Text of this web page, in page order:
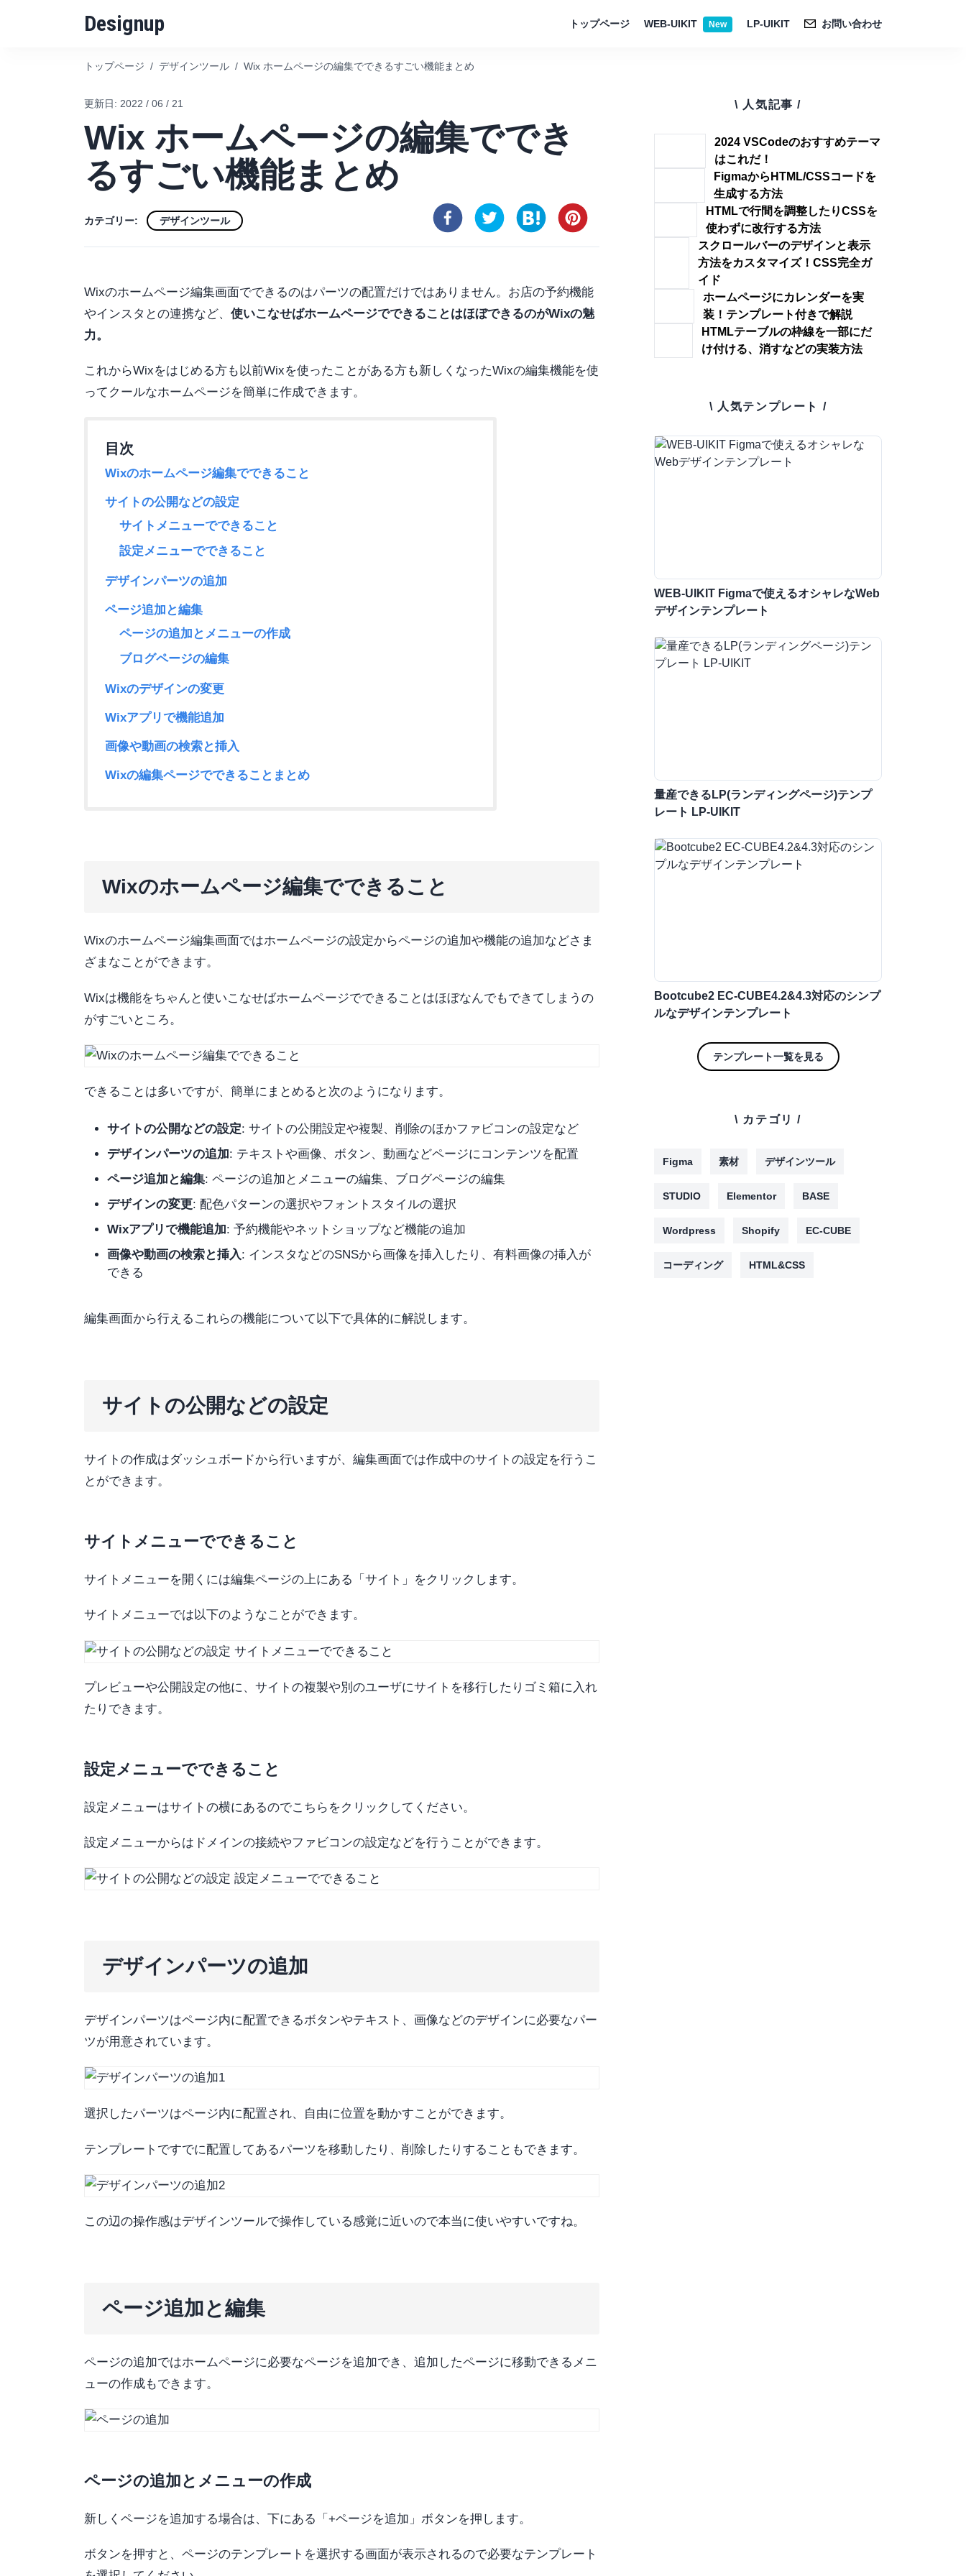
Designup トップページ WEB-UIKIT New LP-UIKIT お問い合わせ
トップページ / デザインツール / Wix ホームページの編集でできるすごい機能まとめ
更新日: 2022 / 06 / 21
Wix ホームページの編集ででき
るすごい機能まとめ
カテゴリー: デザインツール
Wixのホームページ編集画面でできるのはパーツの配置だけではありません。お店の予約機能
やインスタとの連携など、 使いこなせばホームページでできることはほぼできるのがWixの魅
力。
これからWixをはじめる方も以前Wixを使ったことがある方も新しくなったWixの編集機能を使
ってクールなホームページを簡単に作成できます。
Wixのホームページ編集でできること
サイトの公開などの設定
サイトメニューでできること
設定メニューでできること
デザインパーツの追加
ページ追加と編集
ページの追加とメニューの作成
ブログページの編集
Wixのデザインの変更
Wixアプリで機能追加
画像や動画の検索と挿入
Wixの編集ページでできることまとめ
Wixのホームページ編集でできること
Wixのホームページ編集画面ではホームページの設定からページの追加や機能の追加などさま
ざまなことができます。
Wixは機能をちゃんと使いこなせばホームページでできることはほぼなんでもできてしまうの
がすごいところ。
できることは多いですが、簡単にまとめると次のようになります。
サイトの公開などの設定: サイトの公開設定や複製、削除のほかファビコンの設定など
デザインパーツの追加: テキストや画像、ボタン、動画などページにコンテンツを配置
ページ追加と編集: ページの追加とメニューの編集、ブログページの編集
デザインの変更: 配色パターンの選択やフォントスタイルの選択
Wixアプリで機能追加: 予約機能やネットショップなど機能の追加
画像や動画の検索と挿入: インスタなどのSNSから画像を挿入したり、有料画像の挿入が
できる
編集画面から行えるこれらの機能について以下で具体的に解説します。
サイトの公開などの設定
サイトの作成はダッシュボードから行いますが、編集画面では作成中のサイトの設定を行うこ
とができます。
サイトメニューでできること
サイトメニューを開くには編集ページの上にある「サイト」をクリックします。
サイトメニューでは以下のようなことができます。
プレビューや公開設定の他に、サイトの複製や別のユーザにサイトを移行したりゴミ箱に入れ
たりできます。
設定メニューでできること
設定メニューはサイトの横にあるのでこちらをクリックしてください。
設定メニューからはドメインの接続やファビコンの設定などを行うことができます。
デザインパーツの追加
デザインパーツはページ内に配置できるボタンやテキスト、画像などのデザインに必要なパー
ツが用意されています。
選択したパーツはページ内に配置され、自由に位置を動かすことができます。
テンプレートですでに配置してあるパーツを移動したり、削除したりすることもできます。
この辺の操作感はデザインツールで操作している感覚に近いので本当に使いやすいですね。
ページ追加と編集
ページの追加ではホームページに必要なページを追加でき、追加したページに移動できるメニ
ューの作成もできます。
ページの追加とメニューの作成
新しくページを追加する場合は、下にある「+ページを追加」ボタンを押します。
ボタンを押すと、ページのテンプレートを選択する画面が表示されるので必要なテンプレート
\ 人気記事 /
2024 VSCodeのおすすめテーマ
はこれだ！
FigmaからHTML/CSSコードを
生成する方法
HTMLで行間を調整したりCSSを
使わずに改行する方法
スクロールバーのデザインと表示
方法をカスタマイズ！CSS完全ガ
イド
ホームページにカレンダーを実
装！テンプレート付きで解説
HTMLテーブルの枠線を一部にだ
け付ける、消すなどの実装方法
\ 人気テンプレート /
WEB-UIKIT Figmaで使えるオシャレなWeb
デザインテンプレート
量産できるLP(ランディングページ)テンプ
レート LP-UIKIT
Bootcube2 EC-CUBE4.2&4.3対応のシンプ
ルなデザインテンプレート
テンプレート一覧を見る
\ カテゴリ /
Figma 素材 デザインツール
STUDIO Elementor BASE
Wordpress Shopify EC-CUBE
コーディング HTML&CSS